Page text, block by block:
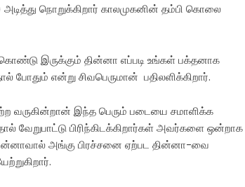
நொறுக்கிறார் காலமுகனின் தம்பி கொலை
இருக்கும் தின்னா எப்படி உங்கள் பக்தனாக
என்று சிவபெருமான் பதிலளிக்கிறார்.
வருகின்றான் இந்த பெரும் படையை சமாளிக்க
பிரிந்கிடக்கிறார்கள் அவர்களை ஒன்றாக
அங்கு பிரச்சனை ஏற்பட தின்னா-வை